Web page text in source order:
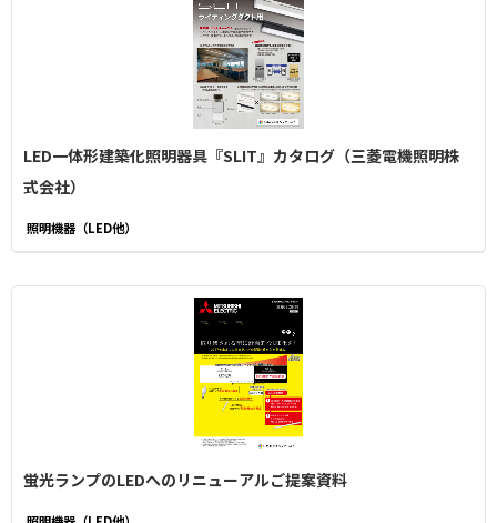
LED一体形建築化照明器具『SLIT』カタログ（三菱電機照明株
式会社）
照明機器（LED他）
蛍光ランプのLEDへのリニューアルご提案資料